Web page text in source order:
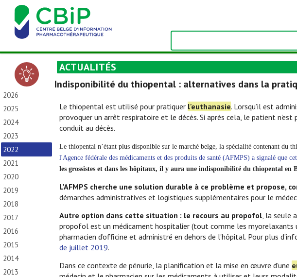
2026
2025
2024
2023
2022
2021
2020
2019
2018
2017
2016
2015
2014
2013
ACTUALITÉS
Indisponibilité du thiopental : alternatives dans la
Le thiopental est utilisé pour pratiquer l'euthanasie. Lorsqu’il est
provoquer un arrêt respiratoire et le décès. Si après cela, le patient
conduit au décès.
Le thiopental n’étant plus disponible sur le marché belge, la spécialité contenant
l'Agence fédérale des médicaments et des produits de santé (AFMPS) a signalé que
les grossistes et dans les hôpitaux, il y aura une indisponibilité du thiopental en
L'AFMPS cherche une solution durable à ce problème et
démarches administratives et logistiques supplémentaires pour le
Autre option dans cette situation : le recours au propofol, la seule
propofol est un médicament hospitalier (tout comme les myorelaxants
pharmacien d’officine et administré en dehors de l'hôpital. Pour plus
de juillet 2019.
Dans ce contexte de pénurie, la planification et la mise en œuvre d'une